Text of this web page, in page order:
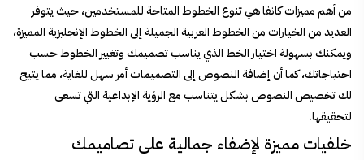
من أهم مميزات كانفا هي تنوع الخطوط المتاحة للمستخدمين، حيث يتوفر
العديد من الخيارات من الخطوط العربية الجميلة إلى الخطوط الإنجليزية المميزة،
ويمكنك بسهولة اختيار الخط الذي يناسب تصميمك وتغيير الخطوط حسب
احتياجاتك، كما أن إضافة النصوص إلى التصميمات أمر سهل للغاية، مما يتيح
لك تخصيص النصوص بشكل يتناسب مع الرؤية الإبداعية التي تسعى
لتحقيقها.
خلفيات مميزة لإضفاء جمالية على تصاميمك